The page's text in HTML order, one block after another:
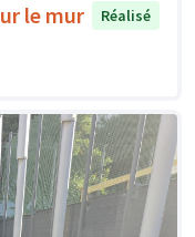
le mur
Réalisé